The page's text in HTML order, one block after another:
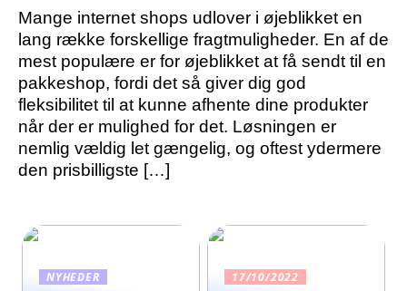
Mange internet shops udlover i øjeblikket en
lang række forskellige fragtmuligheder. En af de
mest populære er for øjeblikket at få sendt til en
pakkeshop, fordi det så giver dig god
fleksibilitet til at kunne afhente dine produkter
når der er mulighed for det. Løsningen er
nemlig vældig let gængelig, og oftest ydermere
den prisbilligste […]
NYHEDER 17/10/2022